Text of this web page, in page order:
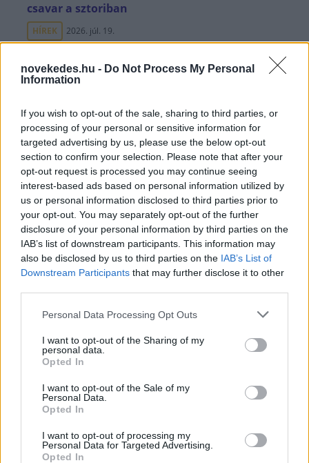
novekedes.hu - Do Not Process My Personal
Information
If you wish to opt-out of the sale, sharing to third parties, or
processing of your personal or sensitive information for
targeted advertising by us, please use the below opt-out
section to confirm your selection. Please note that after your
opt-out request is processed you may continue seeing
interest-based ads based on personal information utilized by
us or personal information disclosed to third parties prior to
your opt-out. You may separately opt-out of the further
disclosure of your personal information by third parties on the
IAB’s list of downstream participants. This information may
also be disclosed by us to third parties on the IAB’s List of
Downstream Participants that may further disclose it to other
Please note that this website/app uses one or more Google
not limited to your visit or usage behaviour. You may click to
grant or deny consent to Google and its third-party tags to
use your data for below specified purposes in below Google
consent section.
Personal Data Processing Opt Outs
I want to opt-out of the Sharing of my
personal data.
Opted In
I want to opt-out of the Sale of my
Personal Data.
Opted In
I want to opt-out of processing my
Personal Data for Targeted Advertising.
Opted In
csavar a sztoriban
HÍREK 2026. júl. 19.
FRISS HÍREK
Heti 500 repülőjárat, ellenőrzések ezrei -
veszélyes precedenssé válhat az olasz-
spanyol konfliktus
HÍREK 28 perce
Zavartalan nyári időnk lesz 29-35 fokkal,
holnap viszont újra 37 fok várható
HÍREK 2 órája
Szépségipar és orvosi turizmus: milyen